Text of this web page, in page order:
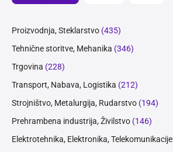
Proizvodnja, Steklarstvo (435)
Tehnične storitve, Mehanika (346)
Trgovina (228)
Transport, Nabava, Logistika (212)
Strojništvo, Metalurgija, Rudarstvo (194)
Prehrambena industrija, Živilstvo (146)
Elektrotehnika, Elektronika, Telekomunikacije